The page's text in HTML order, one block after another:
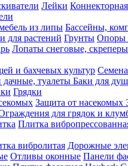
Лейки
из липы Бассейны,
для растений Грунты Опоры
Лопаты снеговые, скреперы
и бахчевых культур
туалеты Баки для
Грядки
Защита от насекомых
для грядок и
Плитка
вибролитая Дорожные
Отливы оконные Панели